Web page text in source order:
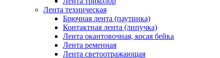
Лента техническая
Брючная лента (паутинка)
Контактная лента (липучка)
Лента окантовочная, косая бейка
Лента ременная
Лента светоотражающая